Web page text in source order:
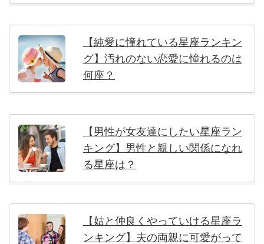
【純愛に憧れている星座ランキン
グ】汚れのない恋愛に憧れるのは
何座？
【男性が女友達にしたい星座ラン
キング】男性と親しい関係になれ
る星座は？
【姑と仲良くやっていける星座ラ
ンキング】夫の両親に可愛がって